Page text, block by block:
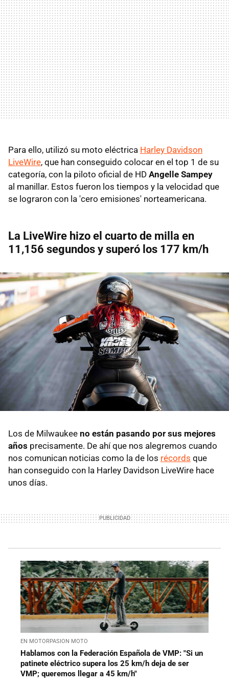
Para ello, utilizó su moto eléctrica Harley Davidson
LiveWire, que han conseguido colocar en el top 1 de su
categoría, con la piloto oficial de HD Angelle Sampey
al manillar. Estos fueron los tiempos y la velocidad que
se lograron con la 'cero emisiones' norteamericana.
La LiveWire hizo el cuarto de milla en
11,156 segundos y superó los 177 km/h
Los de Milwaukee no están pasando por sus mejores
años precisamente. De ahí que nos alegremos cuando
nos comunican noticias como la de los récords que
han conseguido con la Harley Davidson LiveWire hace
unos días.
EN MOTORPASION MOTO
Hablamos con la Federación Española de VMP: "Si un
patinete eléctrico supera los 25 km/h deja de ser
VMP; queremos llegar a 45 km/h"